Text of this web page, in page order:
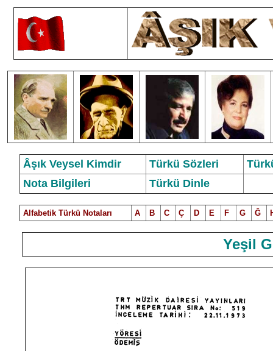
Âşık Veysel Kimdir Türkü Sözleri
Nota Bilgileri
Türkü Dinle
Alfabetik Türkü Notaları A B C Ç D E F G Ğ
Yeşil